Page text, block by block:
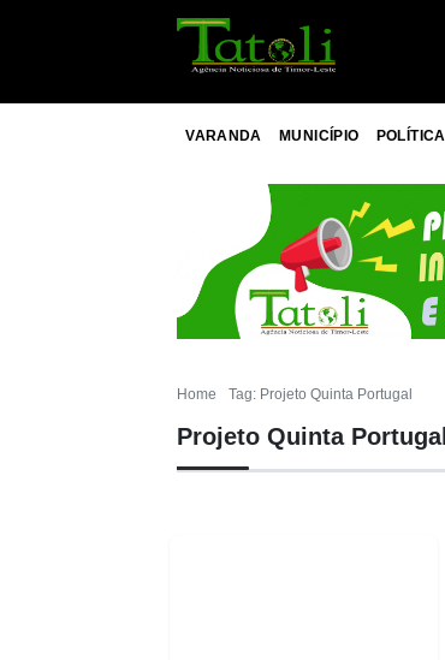
VARANDA MUNICÍPIO POLÍTICA
Home Tag: Projeto Quinta Portugal
Projeto Quinta Portugal